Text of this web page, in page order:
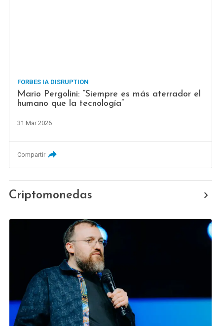
FORBES IA DISRUPTION
Mario Pergolini: “Siempre es más aterrador el
humano que la tecnología”
31 Mar 2026
Compartir
Criptomonedas